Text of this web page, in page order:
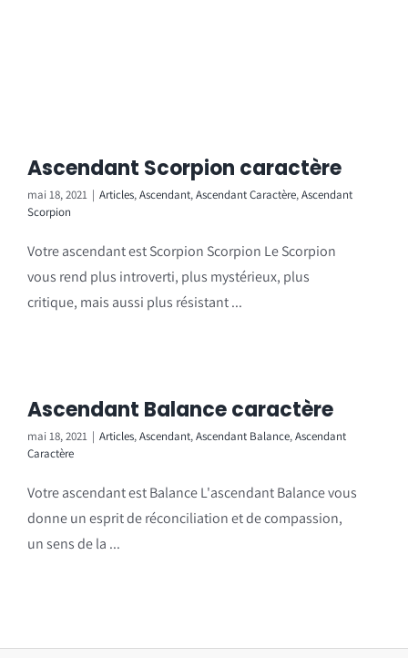
Ascendant Scorpion caractère
mai 18, 2021 | Articles,Ascendant,Ascendant Caractère,Ascendant
Scorpion
Votre ascendant est Scorpion Scorpion Le Scorpion
vous rend plus introverti, plus mystérieux, plus
critique, mais aussi plus résistant ...
Ascendant Balance caractère
mai 18, 2021 | Articles,Ascendant,Ascendant Balance,Ascendant
Caractère
Votre ascendant est Balance L'ascendant Balance vous
donne un esprit de réconciliation et de compassion,
un sens de la ...